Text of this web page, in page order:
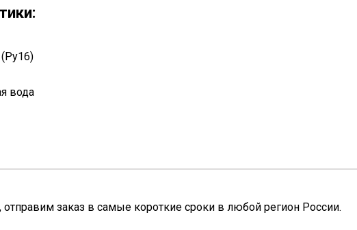
вода
заказ в самые короткие сроки в любой регион России.